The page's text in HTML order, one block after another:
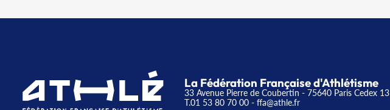
La Fédération Française d'Athlétisme
33 Avenue Pierre de Coubertin - 75640 Paris Cedex 13
T.01 53 80 70 00 - ffa@athle.fr